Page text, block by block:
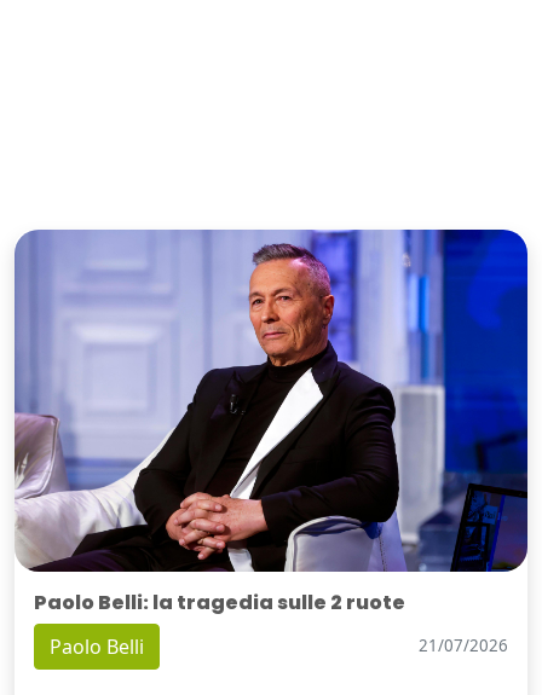
Paolo Belli: la tragedia sulle 2 ruote
Paolo Belli 21/07/2026